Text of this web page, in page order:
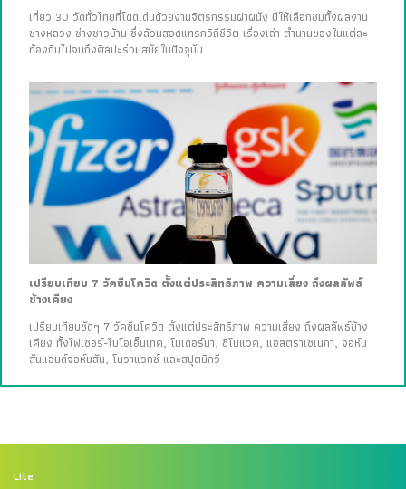
เที่ยว 30 วัดทั่วไทยที่โดดเด่นด้วยงานจิตรกรรมฝาผนัง มีให้เลือกชมทั้งผลงาน
ช่างหลวง ช่างชาวบ้าน ซึ่งล้วนสอดแทรกวิถีชีวิต เรื่องเล่า ตำนานของในแต่ละ
ท้องถิ่นไปจนถึงศิลปะร่วมสมัยในปัจจุบัน
เปรียบเทียบ 7 วัคซีนโควิด ตั้งแต่ประสิทธิภาพ ความเสี่ยง ถึงผลลัพธ์
ข้างเคียง
เปรียบเทียบชัดๆ 7 วัคซีนโควิด ตั้งแต่ประสิทธิภาพ ความเสี่ยง ถึงผลลัพธ์ข้าง
เคียง ทั้งไฟเซอร์-ไบโอเอ็นเทค, โมเดอร์นา, ซิโนแวค, แอสตราเซเนกา, จอห์น
สันแอนด์จอห์นสัน, โนวาแวกซ์ และสปุตนิกวี
Lite